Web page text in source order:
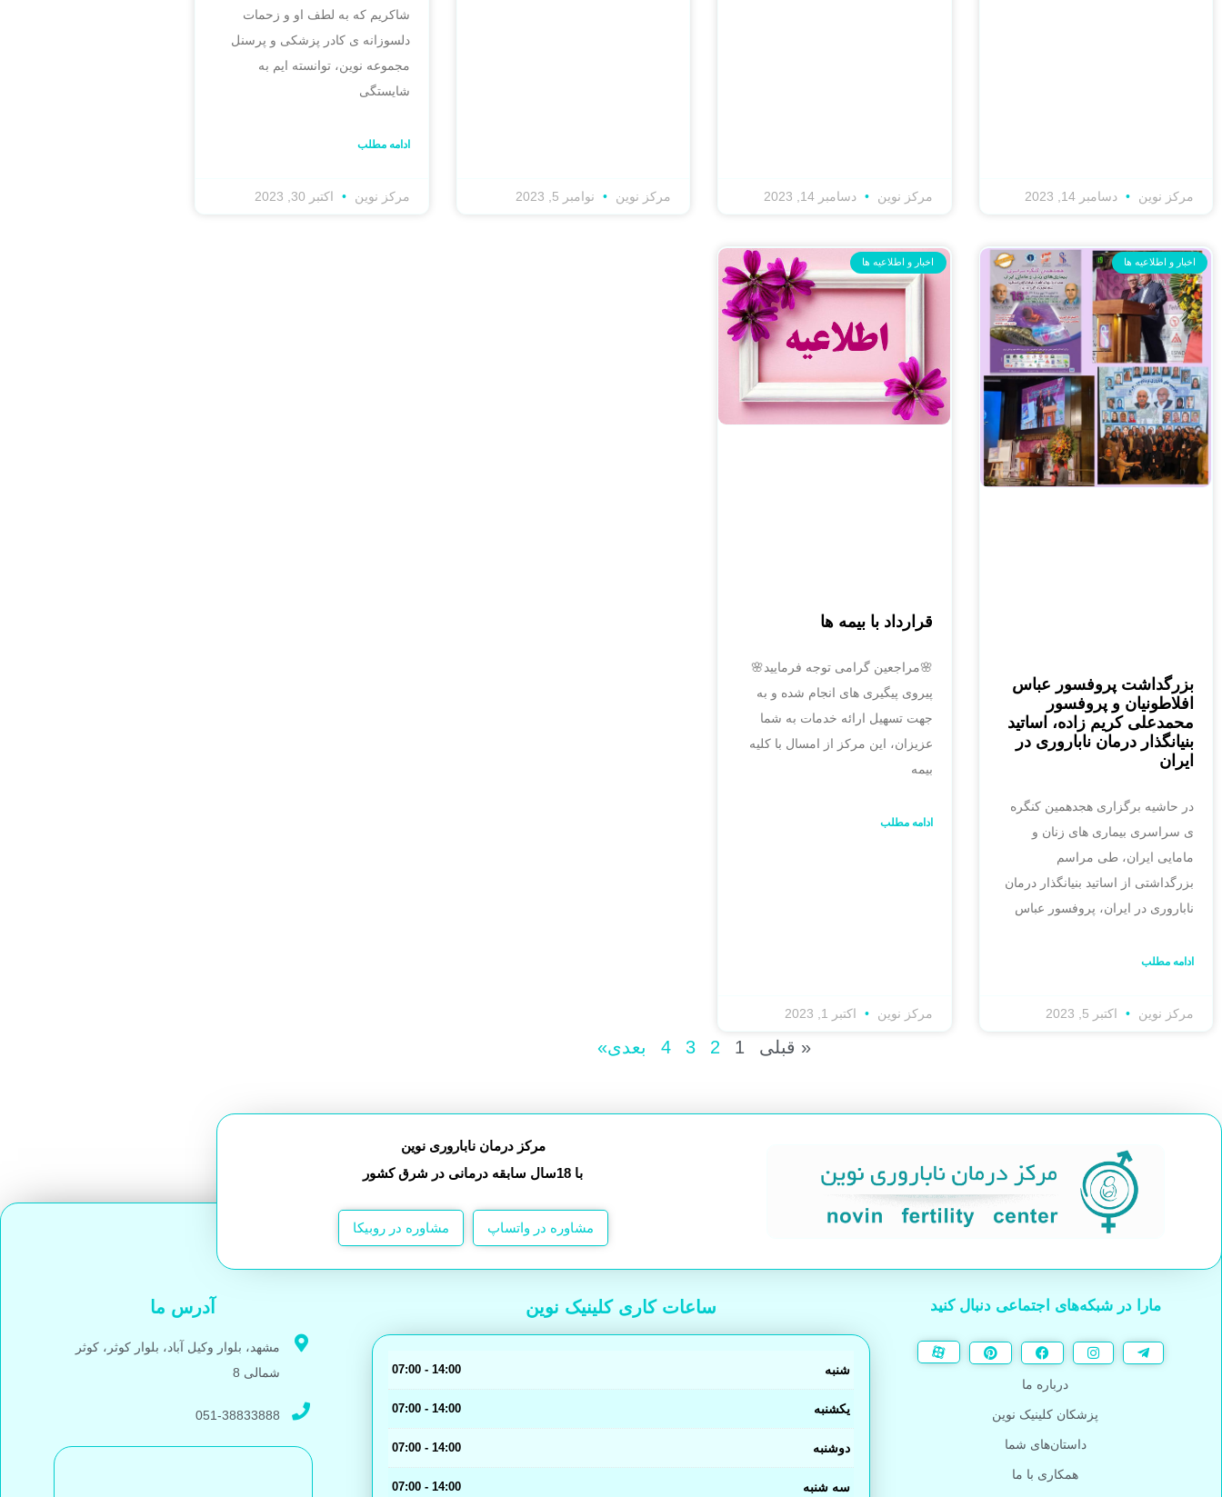
مرکز نوین دسامبر 14, 2023 مرکز نوین دسامبر 14, 2023 مرکز نوین نوامبر 5, 2023
شاکریم که به لطف او و زحمات
دلسوزانه ی کادر پزشکی و پرسنل
مجموعه نوین، توانسته ایم به
شایستگی
ادامه مطلب
مرکز نوین اکتبر 30, 2023
اخبار و اطلاعیه ها
بزرگداشت پروفسور عباس
افلاطونیان و پروفسور
محمدعلی کریم زاده، اساتید
بنیانگذار درمان ناباروری در
ایران
در حاشیه برگزاری هجدهمین کنگره
ی سراسری بیماری های زنان و
مامایی ایران، طی مراسم
بزرگداشتی از اساتید بنیانگذار درمان
ناباروری در ایران، پروفسور عباس
ادامه مطلب
مرکز نوین اکتبر 5, 2023
اخبار و اطلاعیه ها
قرارداد با بیمه ها
🌸مراجعین گرامی توجه فرمایید🌸
پیروی پیگیری های انجام شده و به
جهت تسهیل ارائه خدمات به شما
عزیزان، این مرکز از امسال با کلیه
بیمه
ادامه مطلب
مرکز نوین اکتبر 1, 2023
« قبلی 1
2
3
4 بعدی»
مرکز درمان ناباروری نوین
با 18سال سابقه درمانی در شرق کشور
مشاوره در واتساپ مشاوره در روبیکا
مارا در شبکه‌های اجتماعی دنبال کنید
درباره ما
پزشکان کلینیک نوین
داستان‌های شما
همکاری با ما
ساعات کاری کلینیک نوین
شنبه 14:00 - 07:00
یکشنبه 14:00 - 07:00
دوشنبه 14:00 - 07:00
سه شنبه 14:00 - 07:00
آدرس ما
مشهد، بلوار وکیل آباد، بلوار کوثر، کوثر
شمالی 8
051-38833888